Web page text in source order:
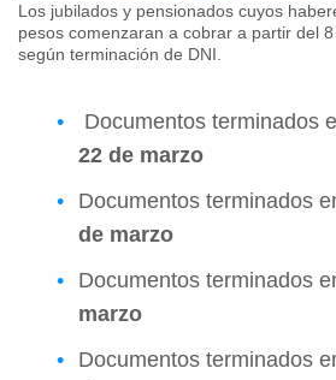
Los jubilados y pensionados cuyos
pesos comenzaran a cobrar a partir del
según terminación de DNI.
Documentos terminados
22 de marzo
Documentos terminados
de marzo
Documentos terminados
marzo
Documentos terminados